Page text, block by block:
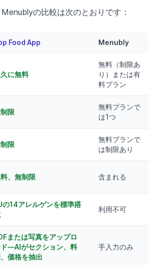
の比較は次のとおりです：
Food App Menubly
に無料
無料（制限あ
り）または有
料プラン
限
無料プランで
は1つ
限
無料プランで
は制限あり
、無制限 含まれる
の14アレルゲンを標準搭
利用不可
または写真をアップロ
—AIがセクション、料
価格を抽出
手入力のみ